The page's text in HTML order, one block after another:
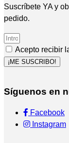
Suscríbete YA y
pedido.
Acepto recibir
¡ME SUSCRIBO!
Síguenos en
Facebook
Instagram